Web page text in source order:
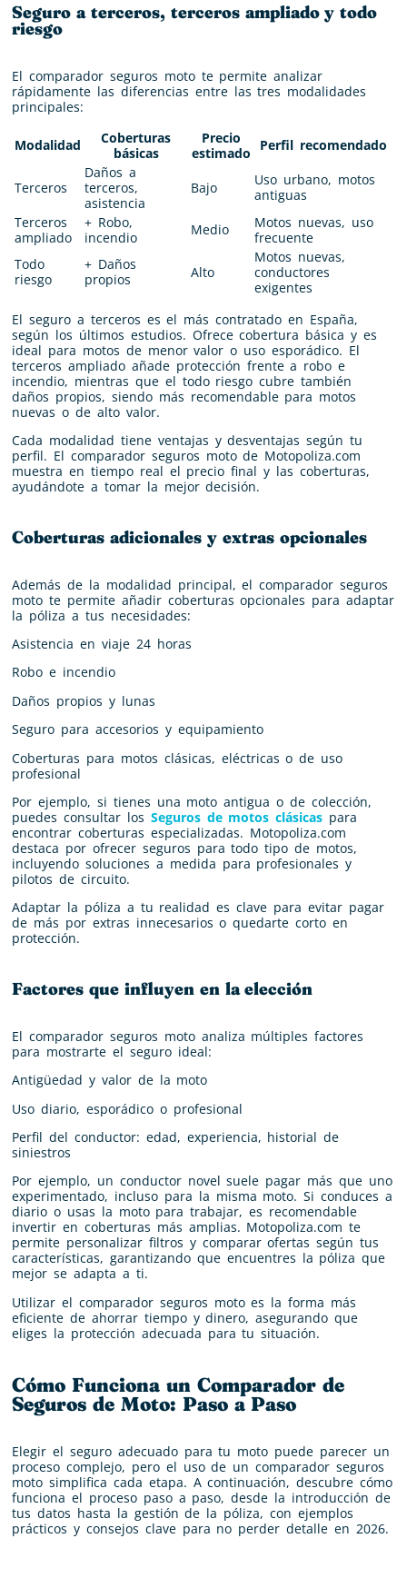
Seguro a terceros, terceros ampliado y todo
riesgo
El comparador seguros moto te permite analizar
rápidamente las diferencias entre las tres modalidades
principales:
Modalidad
Coberturas
básicas
Precio
estimado
Perfil recomendado
Terceros
Daños a
terceros,
asistencia
Bajo
Uso urbano, motos
antiguas
Terceros
ampliado
+ Robo,
incendio
Medio
Motos nuevas, uso
frecuente
Todo
riesgo
+ Daños
propios
Alto
Motos nuevas,
conductores
exigentes
El seguro a terceros es el más contratado en España,
según los últimos estudios. Ofrece cobertura básica y es
ideal para motos de menor valor o uso esporádico. El
terceros ampliado añade protección frente a robo e
incendio, mientras que el todo riesgo cubre también
daños propios, siendo más recomendable para motos
nuevas o de alto valor.
Cada modalidad tiene ventajas y desventajas según tu
perfil. El comparador seguros moto de Motopoliza.com
muestra en tiempo real el precio final y las coberturas,
ayudándote a tomar la mejor decisión.
Coberturas adicionales y extras opcionales
Además de la modalidad principal, el comparador seguros
moto te permite añadir coberturas opcionales para adaptar
la póliza a tus necesidades:
Asistencia en viaje 24 horas
Robo e incendio
Daños propios y lunas
Seguro para accesorios y equipamiento
Coberturas para motos clásicas, eléctricas o de uso
profesional
Por ejemplo, si tienes una moto antigua o de colección,
puedes consultar los Seguros de motos clásicas para
encontrar coberturas especializadas. Motopoliza.com
destaca por ofrecer seguros para todo tipo de motos,
incluyendo soluciones a medida para profesionales y
pilotos de circuito.
Adaptar la póliza a tu realidad es clave para evitar pagar
de más por extras innecesarios o quedarte corto en
protección.
Factores que influyen en la elección
El comparador seguros moto analiza múltiples factores
para mostrarte el seguro ideal:
Antigüedad y valor de la moto
Uso diario, esporádico o profesional
Perfil del conductor: edad, experiencia, historial de
siniestros
Por ejemplo, un conductor novel suele pagar más que uno
experimentado, incluso para la misma moto. Si conduces a
diario o usas la moto para trabajar, es recomendable
invertir en coberturas más amplias. Motopoliza.com te
permite personalizar filtros y comparar ofertas según tus
características, garantizando que encuentres la póliza que
mejor se adapta a ti.
Utilizar el comparador seguros moto es la forma más
eficiente de ahorrar tiempo y dinero, asegurando que
eliges la protección adecuada para tu situación.
Cómo Funciona un Comparador de
Seguros de Moto: Paso a Paso
Elegir el seguro adecuado para tu moto puede parecer un
proceso complejo, pero el uso de un comparador seguros
moto simplifica cada etapa. A continuación, descubre cómo
funciona el proceso paso a paso, desde la introducción de
tus datos hasta la gestión de la póliza, con ejemplos
prácticos y consejos clave para no perder detalle en 2026.